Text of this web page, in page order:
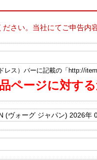
さい。当社にてご申告内
レス）バーに記載の「http://
ページに対する